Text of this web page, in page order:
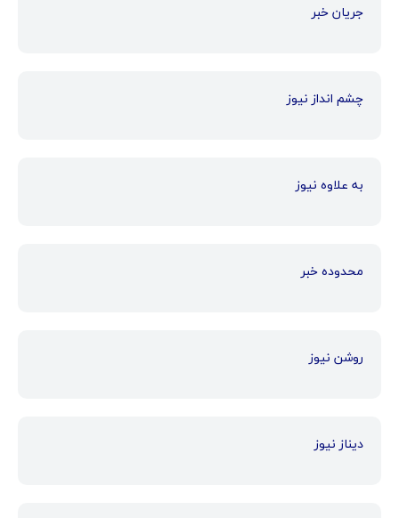
جریان خبر
چشم انداز نیوز
به علاوه نیوز
محدوده خبر
روشن نیوز
دیناز نیوز